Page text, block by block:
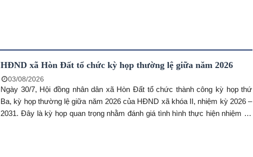
HĐND xã Hòn Đất tổ chức kỳ họp thường lệ giữa năm 2026
03/08/2026
Ngày 30/7, Hội đồng nhân dân xã Hòn Đất tổ chức thành công kỳ họp thứ
Ba, kỳ họp thường lệ giữa năm 2026 của HĐND xã khóa II, nhiệm kỳ 2026 –
2031. Đây là kỳ họp quan trọng nhằm đánh giá tình hình thực hiện nhiệm vụ